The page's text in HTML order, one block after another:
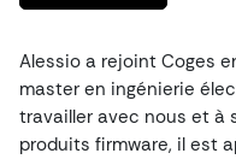
Alessio a rejoint Coges
master en ingénierie
travailler avec nous et à
produits firmware, il est